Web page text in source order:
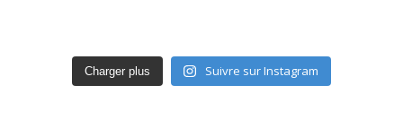
Charger plus Suivre sur Instagram